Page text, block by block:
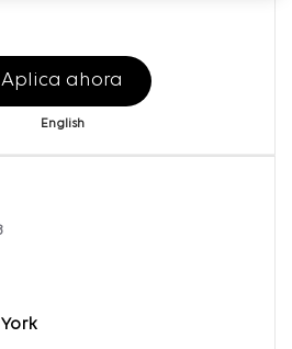
Aplica ahora
English